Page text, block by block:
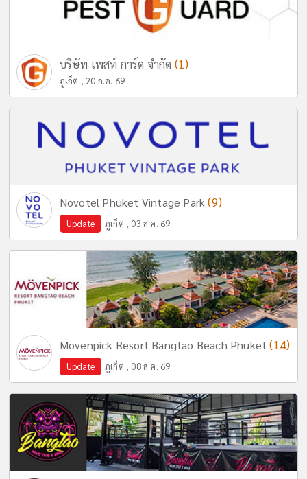
บริษัท เพสท์ การ์ด จำกัด (1)
ภูเก็ต , 20 ก.ค. 69
Novotel Phuket Vintage Park(9)
Update ภูเก็ต , 03 ส.ค. 69
Movenpick Resort Bangtao Beach Phuket(14)
Update ภูเก็ต , 08 ส.ค. 69